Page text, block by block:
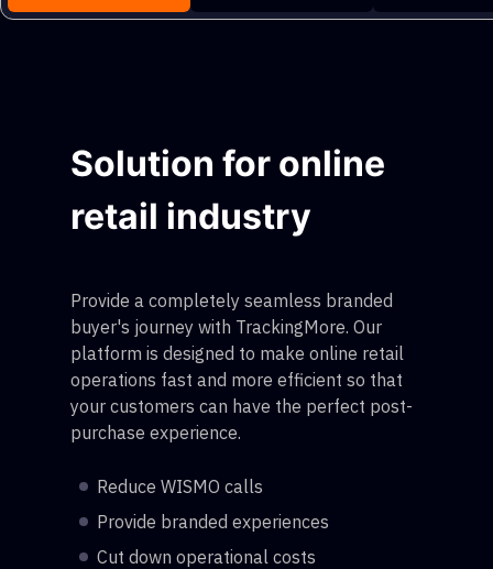
Solution for online
retail industry
Provide a completely seamless branded
buyer's journey with TrackingMore. Our
platform is designed to make online retail
operations fast and more efficient so that
your customers can have the perfect post-
purchase experience.
Reduce WISMO calls
Provide branded experiences
Cut down operational costs